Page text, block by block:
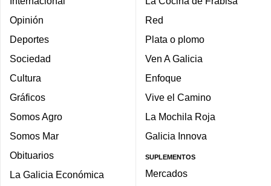
Opinión
Deportes
Sociedad
Cultura
Gráficos
Somos Agro
Somos Mar
Obituarios
La Galicia Económica
Red
Plata o plomo
Ven A Galicia
Enfoque
Vive el Camino
La Mochila Roja
Galicia Innova
SUPLEMENTOS
Mercados